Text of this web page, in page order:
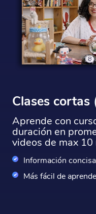
Clases
Aprende con
duración en
videos de max 10
Información
Más fácil de